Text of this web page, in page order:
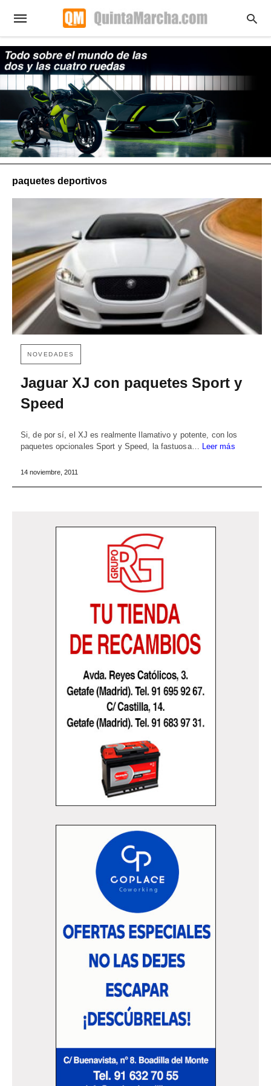
paquetes deportivos
NOVEDADES
Jaguar XJ con paquetes Sport y
Speed
Si, de por sí, el XJ es realmente llamativo y potente, con los
paquetes opcionales Sport y Speed, la fastuosa… Leer más
14 noviembre, 2011